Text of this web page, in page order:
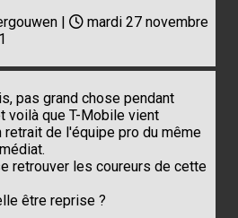
|
mardi 27 novembre
pas grand chose pendant
voilà que T-Mobile vient
retrait de l'équipe pro du même
retrouver les coureurs de cette
être reprise ?